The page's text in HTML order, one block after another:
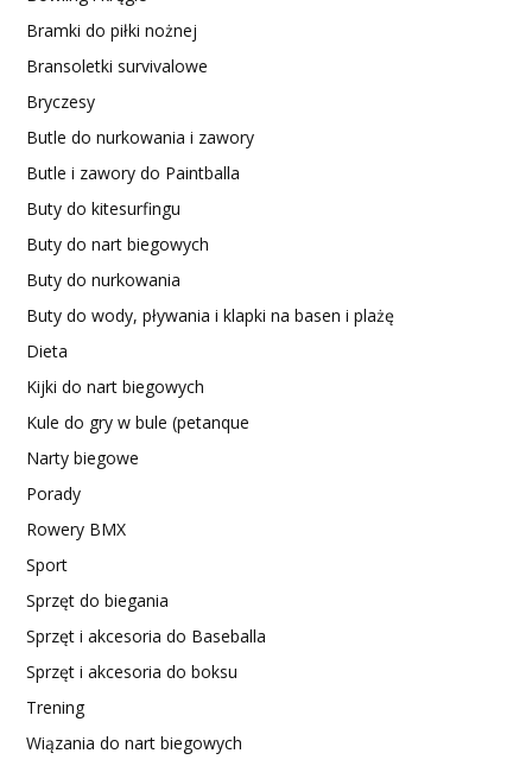
Bramki do piłki nożnej
Bransoletki survivalowe
Bryczesy
Butle do nurkowania i zawory
Butle i zawory do Paintballa
Buty do kitesurfingu
Buty do nart biegowych
Buty do nurkowania
Buty do wody, pływania i klapki na basen i plażę
Dieta
Kijki do nart biegowych
Kule do gry w bule (petanque
Narty biegowe
Porady
Rowery BMX
Sport
Sprzęt do biegania
Sprzęt i akcesoria do Baseballa
Sprzęt i akcesoria do boksu
Trening
Wiązania do nart biegowych